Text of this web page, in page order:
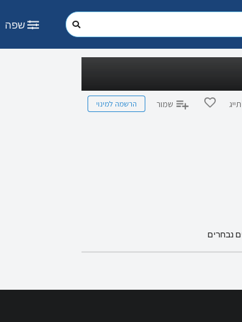
שפה
תייג שמור הרשמה למינוי
נבחרים